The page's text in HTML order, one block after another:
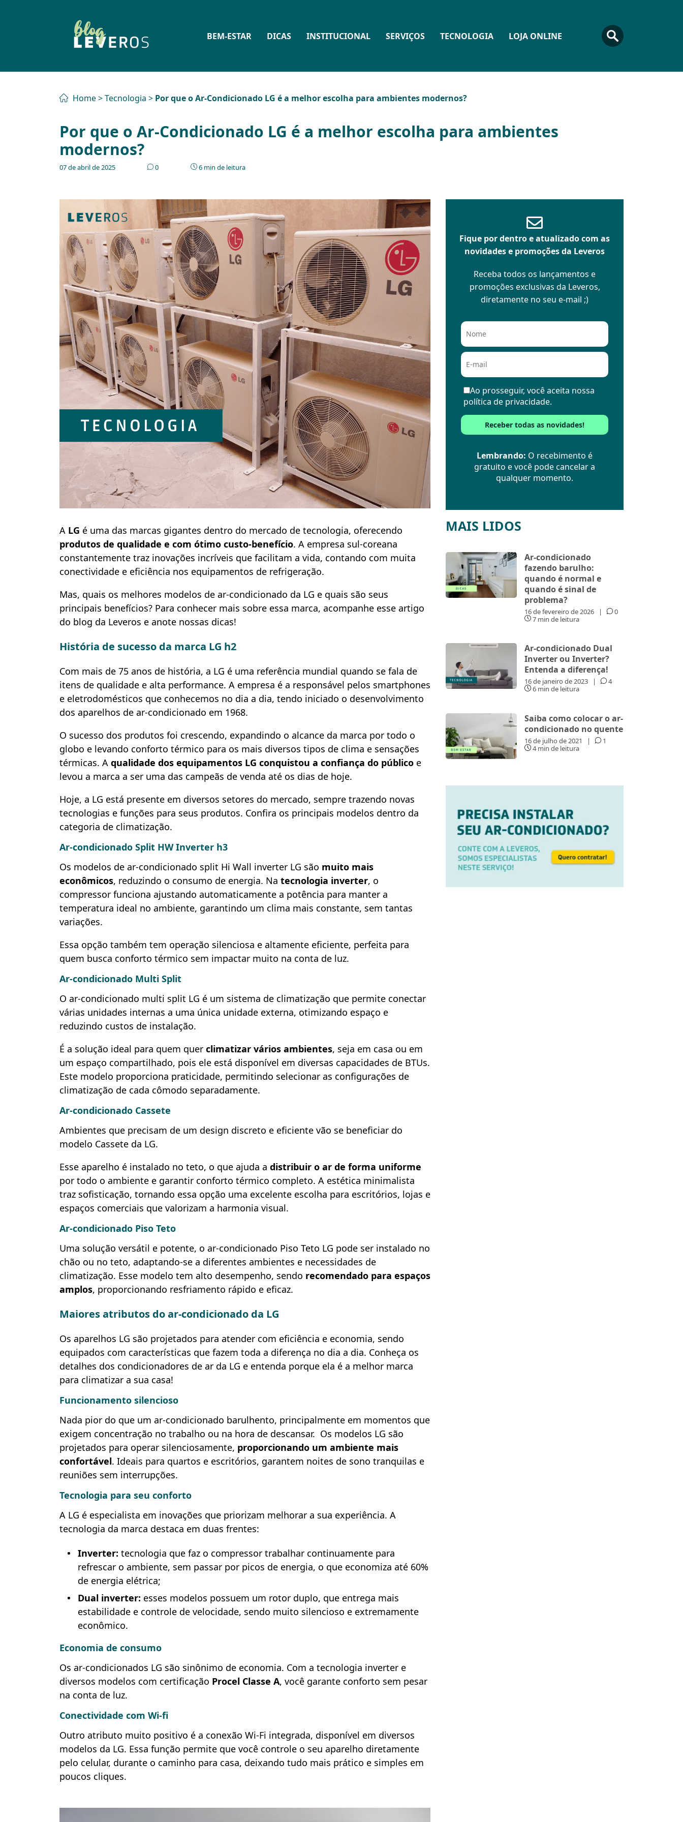
BEM-ESTAR DICAS INSTITUCIONAL SERVIÇOS TECNOLOGIA LOJA ONLINE
Home>Tecnologia > Por que o Ar-Condicionado LG é a melhor escolha para ambientes modernos?
Por que o Ar-Condicionado LG é a melhor escolha para ambientes
modernos?
07 de abril de 2025 0 6 min de leitura
A LG é uma das marcas gigantes dentro do mercado de tecnologia, oferecendo
produtos de qualidade e com ótimo custo-benefício. A empresa sul-coreana
constantemente traz inovações incríveis que facilitam a vida, contando com muita
conectividade e eficiência nos equipamentos de refrigeração.
Mas, quais os melhores modelos de ar-condicionado da LG e quais são seus
principais benefícios? Para conhecer mais sobre essa marca, acompanhe esse artigo
do blog da Leveros e anote nossas dicas!
História de sucesso da marca LG h2
Com mais de 75 anos de história, a LG é uma referência mundial quando se fala de
itens de qualidade e alta performance. A empresa é a responsável pelos smartphones
e eletrodomésticos que conhecemos no dia a dia, tendo iniciado o desenvolvimento
dos aparelhos de ar-condicionado em 1968.
O sucesso dos produtos foi crescendo, expandindo o alcance da marca por todo o
globo e levando conforto térmico para os mais diversos tipos de clima e sensações
térmicas. A qualidade dos equipamentos LG conquistou a confiança do público e
levou a marca a ser uma das campeãs de venda até os dias de hoje.
Hoje, a LG está presente em diversos setores do mercado, sempre trazendo novas
tecnologias e funções para seus produtos. Confira os principais modelos dentro da
categoria de climatização.
Ar-condicionado Split HW Inverter h3
Os modelos de ar-condicionado split Hi Wall inverter LG são muito mais
econômicos, reduzindo o consumo de energia. Na tecnologia inverter, o
compressor funciona ajustando automaticamente a potência para manter a
temperatura ideal no ambiente, garantindo um clima mais constante, sem tantas
variações.
Essa opção também tem operação silenciosa e altamente eficiente, perfeita para
quem busca conforto térmico sem impactar muito na conta de luz.
Ar-condicionado Multi Split
O ar-condicionado multi split LG é um sistema de climatização que permite conectar
várias unidades internas a uma única unidade externa, otimizando espaço e
reduzindo custos de instalação.
É a solução ideal para quem quer climatizar vários ambientes, seja em casa ou em
um espaço compartilhado, pois ele está disponível em diversas capacidades de BTUs.
Este modelo proporciona praticidade, permitindo selecionar as configurações de
climatização de cada cômodo separadamente.
Ar-condicionado Cassete
Ambientes que precisam de um design discreto e eficiente vão se beneficiar do
modelo Cassete da LG.
Esse aparelho é instalado no teto, o que ajuda a distribuir o ar de forma uniforme
por todo o ambiente e garantir conforto térmico completo. A estética minimalista
traz sofisticação, tornando essa opção uma excelente escolha para escritórios, lojas e
espaços comerciais que valorizam a harmonia visual.
Ar-condicionado Piso Teto
Uma solução versátil e potente, o ar-condicionado Piso Teto LG pode ser instalado no
chão ou no teto, adaptando-se a diferentes ambientes e necessidades de
climatização. Esse modelo tem alto desempenho, sendo recomendado para espaços
amplos, proporcionando resfriamento rápido e eficaz.
Maiores atributos do ar-condicionado da LG
Os aparelhos LG são projetados para atender com eficiência e economia, sendo
equipados com características que fazem toda a diferença no dia a dia. Conheça os
detalhes dos condicionadores de ar da LG e entenda porque ela é a melhor marca
para climatizar a sua casa!
Funcionamento silencioso
Nada pior do que um ar-condicionado barulhento, principalmente em momentos que
exigem concentração no trabalho ou na hora de descansar. Os modelos LG são
projetados para operar silenciosamente, proporcionando um ambiente mais
confortável. Ideais para quartos e escritórios, garantem noites de sono tranquilas e
reuniões sem interrupções.
Tecnologia para seu conforto
A LG é especialista em inovações que priorizam melhorar a sua experiência. A
tecnologia da marca destaca em duas frentes:
Inverter: tecnologia que faz o compressor trabalhar continuamente para
refrescar o ambiente, sem passar por picos de energia, o que economiza até 60%
de energia elétrica;
Dual inverter: esses modelos possuem um rotor duplo, que entrega mais
estabilidade e controle de velocidade, sendo muito silencioso e extremamente
econômico.
Economia de consumo
Os ar-condicionados LG são sinônimo de economia. Com a tecnologia inverter e
diversos modelos com certificação Procel Classe A, você garante conforto sem pesar
na conta de luz.
Conectividade com Wi-fi
Outro atributo muito positivo é a conexão Wi-Fi integrada, disponível em diversos
modelos da LG. Essa função permite que você controle o seu aparelho diretamente
pelo celular, durante o caminho para casa, deixando tudo mais prático e simples em
poucos cliques.
Fique por dentro e atualizado com as
novidades e promoções da Leveros
Receba todos os lançamentos e
promoções exclusivas da Leveros,
diretamente no seu e-mail ;)
Ao prosseguir, você aceita nossa
política de privacidade.
Lembrando: O recebimento é
gratuito e você pode cancelar a
qualquer momento.
MAIS LIDOS
Ar-condicionado
fazendo barulho:
quando é normal e
quando é sinal de
problema?
16 de fevereiro de 2026 |
0
7 min de leitura
Ar-condicionado Dual
Inverter ou Inverter?
Entenda a diferença!
16 de janeiro de 2023 |
4
6 min de leitura
Saiba como colocar o ar-
condicionado no quente
16 de julho de 2021 |
1
4 min de leitura